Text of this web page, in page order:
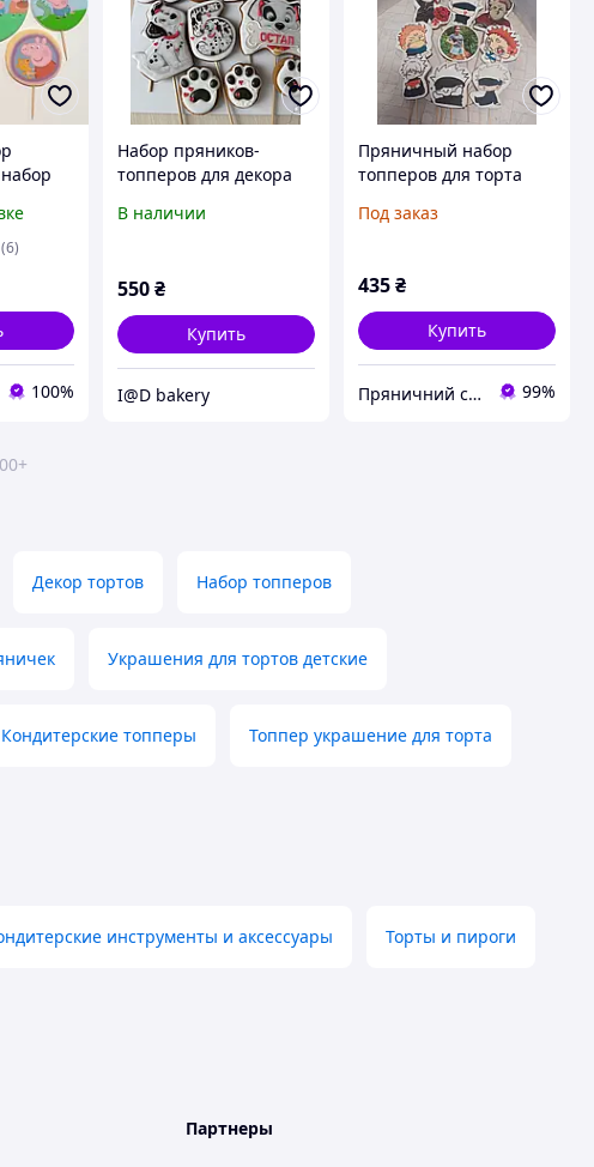
(6)
100%
Набор пряников-
топперов для декора
В наличии
550 ₴
Купить
I@D bakery
Пряничный набор
топперов для торта
Под заказ
435₴
Купить
Пряничний світ 99%
Декор тортов Набор топперов
Украшения для тортов детские
Кондитерские топперы Топпер украшение для торта
инструменты и аксессуары Торты и пироги
Партнеры